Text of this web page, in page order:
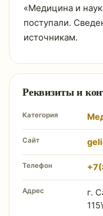
«Медицина и
поступали.
источникам.
Реквизиты и
Категория
Сайт
Телефон
Адрес
г.